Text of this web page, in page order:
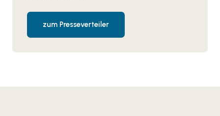
zum Presseverteiler